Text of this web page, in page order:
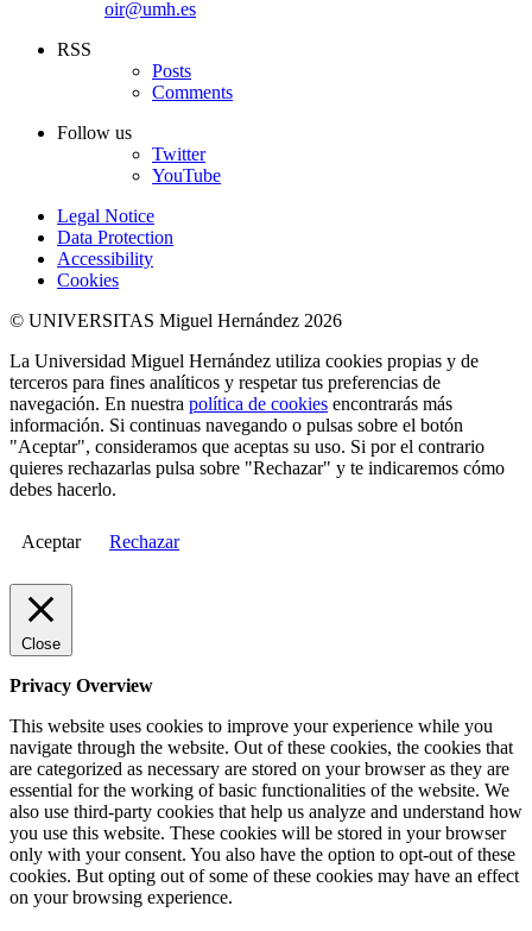
oir@umh.es
RSS
Posts
Comments
Follow us
Twitter
YouTube
Legal Notice
Data Protection
Accessibility
Cookies
© UNIVERSITAS Miguel Hernández 2026
La Universidad Miguel Hernández utiliza cookies propias y de
terceros para fines analíticos y respetar tus preferencias de
navegación. En nuestra política de cookies encontrarás más
información. Si continuas navegando o pulsas sobre el botón
"Aceptar", consideramos que aceptas su uso. Si por el contrario
quieres rechazarlas pulsa sobre "Rechazar" y te indicaremos cómo
debes hacerlo.
Aceptar Rechazar
Close
Privacy Overview
This website uses cookies to improve your experience while you
navigate through the website. Out of these cookies, the cookies that
are categorized as necessary are stored on your browser as they are
essential for the working of basic functionalities of the website. We
also use third-party cookies that help us analyze and understand how
you use this website. These cookies will be stored in your browser
only with your consent. You also have the option to opt-out of these
cookies. But opting out of some of these cookies may have an effect
on your browsing experience.